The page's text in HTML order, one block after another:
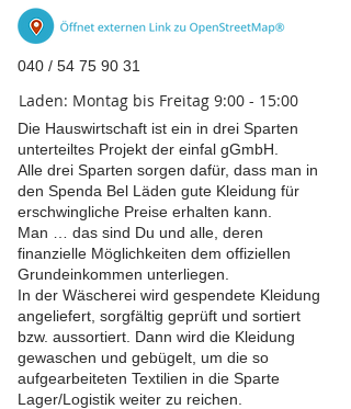
040 / 54 75 90 31
Laden: Montag bis Freitag 9:00 - 15:00
Die Hauswirtschaft ist ein in drei Sparten
unterteiltes Projekt der einfal gGmbH.
Alle drei Sparten sorgen dafür, dass man in
den Spenda Bel Läden gute Kleidung für
erschwingliche Preise erhalten kann.
Man … das sind Du und alle, deren
finanzielle Möglichkeiten dem offiziellen
Grundeinkommen unterliegen.
In der Wäscherei wird gespendete Kleidung
angeliefert, sorgfältig geprüft und sortiert
bzw. aussortiert. Dann wird die Kleidung
gewaschen und gebügelt, um die so
aufgearbeiteten Textilien in die Sparte
Lager/Logistik weiter zu reichen.